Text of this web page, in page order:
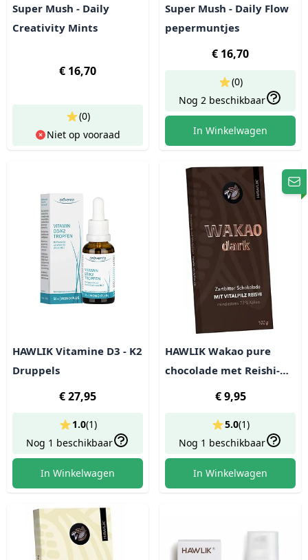
Super Mush - Daily
Creativity Mints
€ 16,70
Niet op vooraad
(0)
Super Mush - Daily Flow
pepermuntjes
€ 16,70
Nog 2 beschikbaar
(0)
In Winkelwagen
HAWLIK Vitamine D3 - K2
Druppels
€ 27,95
Nog 1 beschikbaar
1.0(1)
In Winkelwagen
HAWLIK Wakao pure
chocolade met Reishi-
€ 9,95
Nog 1 beschikbaar
5.0(1)
In Winkelwagen